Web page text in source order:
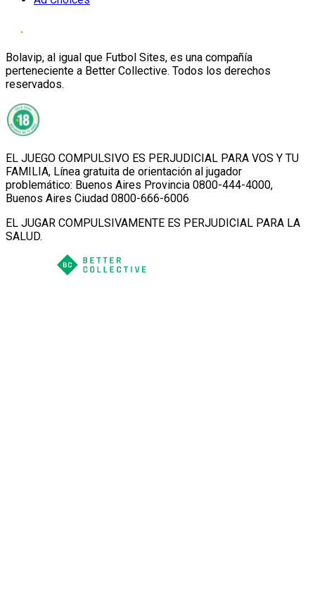
Bolavip, al igual que Futbol Sites, es una compañía
perteneciente a Better Collective. Todos los derechos
reservados.
EL JUEGO COMPULSIVO ES PERJUDICIAL PARA VOS Y TU
FAMILIA, Línea gratuita de orientación al jugador
problemático: Buenos Aires Provincia 0800-444-4000,
Buenos Aires Ciudad 0800-666-6006
EL JUGAR COMPULSIVAMENTE ES PERJUDICIAL PARA LA
SALUD.